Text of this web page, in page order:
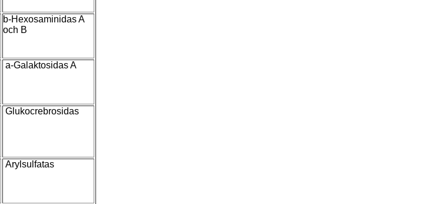
b-Hexosaminidas A
och B
a-Galaktosidas A
Glukocrebrosidas
Arylsulfatas